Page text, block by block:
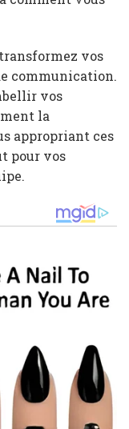
vos
communication.
vos
la
appropriant ces
pour vos